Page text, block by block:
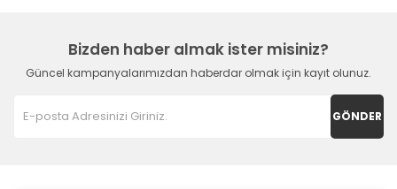
Bizden haber almak ister misiniz?
Güncel kampanyalarımızdan haberdar olmak için kayıt olunuz.
GÖNDER